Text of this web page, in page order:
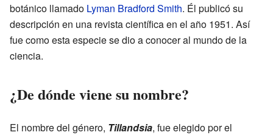
botánico llamado Lyman Bradford Smith. Él publicó su
descripción en una revista científica en el año 1951. Así
fue como esta especie se dio a conocer al mundo de la
ciencia.
¿De dónde viene su nombre?
El nombre del género, Tillandsia, fue elegido por el